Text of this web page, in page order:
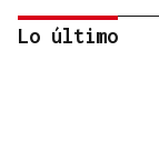
Lo último